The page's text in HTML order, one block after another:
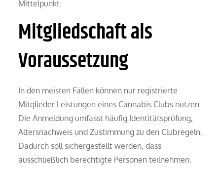
Mittelpunkt.
Mitgliedschaft als
Voraussetzung
In den meisten Fällen können nur registrierte
Mitglieder Leistungen eines Cannabis Clubs nutzen.
Die Anmeldung umfasst häufig Identitätsprüfung,
Altersnachweis und Zustimmung zu den Clubregeln.
Dadurch soll sichergestellt werden, dass
ausschließlich berechtigte Personen teilnehmen.